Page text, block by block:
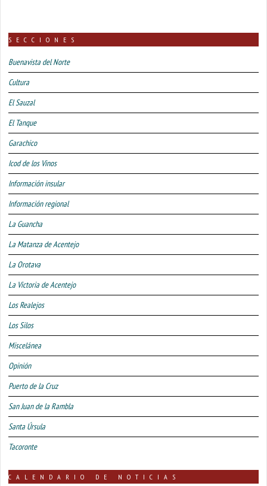
SECCIONES
Buenavista del Norte
Cultura
El Sauzal
El Tanque
Garachico
Icod de los Vinos
Información insular
Información regional
La Guancha
La Matanza de Acentejo
La Orotava
La Victoria de Acentejo
Los Realejos
Los Silos
Miscelánea
Opinión
Puerto de la Cruz
San Juan de la Rambla
Santa Úrsula
Tacoronte
CALENDARIO DE NOTICIAS